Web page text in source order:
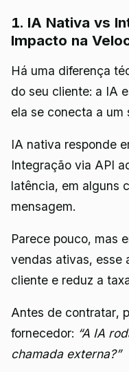
1. IA Nativa vs
Impacto na
Há uma diferença
do seu cliente: a IA
ela se conecta a um
IA nativa responde
Integração via API
latência, em alguns
mensagem.
Parece pouco, mas
vendas ativas, esse
cliente e reduz a
Antes de contratar,
fornecedor: “A IA
chamada externa?”